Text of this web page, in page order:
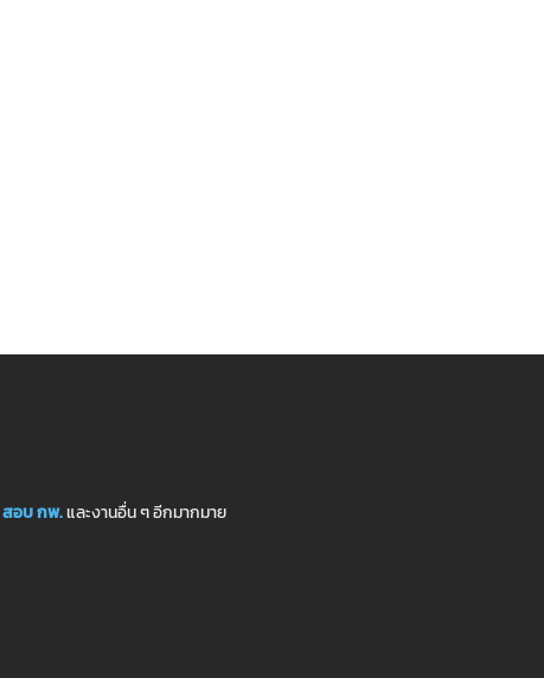
สอบ กพ.และงานอื่น ๆ อีกมากมาย